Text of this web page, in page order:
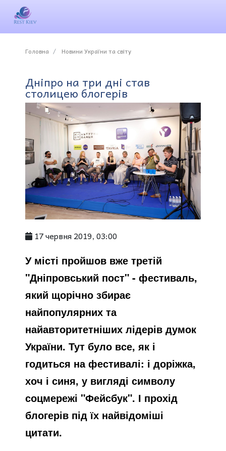
Головна Новини України та світу
Дніпро на три дні став
столицею блогерів
17 червня 2019, 03:00
У місті пройшов вже третій
"Дніпровський пост" - фестиваль,
який щорічно збирає
найпопулярних та
найавторитетніших лідерів думок
України. Тут було все, як і
годиться на фестивалі: і доріжка,
хоч і синя, у вигляді символу
соцмережі "Фейсбук". І прохід
блогерів під їх найвідоміші
цитати.